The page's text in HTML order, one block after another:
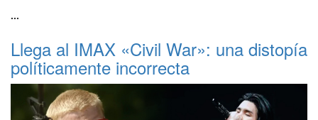
...
Llega al IMAX «Civil War»: una distopía
políticamente incorrecta